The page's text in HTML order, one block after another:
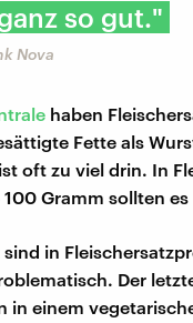
so gut."
Nova
haben
Fette als
oft zu viel drin. In
Gramm sollten
sind in
Der
in einem